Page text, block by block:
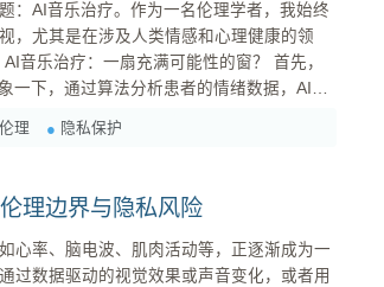
：AI音乐治疗。作为一名伦理学者，我始终
，尤其是在涉及人类情感和心理健康的领
一下，通过算法分析患者的情绪数据，AI能
究机构正在探索利
伦理 隐私保护
理边界与隐私风险
心率、脑电波、肌肉活动等，正逐渐成为一
过数据驱动的视觉效果或声音变化，或者用